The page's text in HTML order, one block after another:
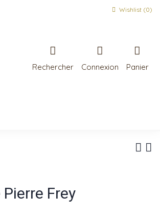
Wishlist (0)
Rechercher Connexion Panier
Frey